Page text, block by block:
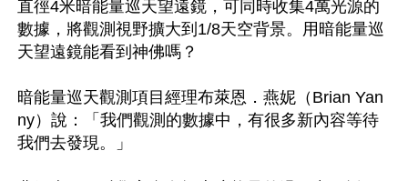
直徑4米暗能量巡天望遠鏡，可同時收集4萬光源的
數據，將觀測視野擴大到1/8天空背景。用暗能量巡
天望遠鏡能看到神佛嗎？
暗能量巡天觀測項目經理布萊恩．燕妮（Brian Yan
ny）說：「我們觀測的數據中，有很多新內容等待
我們去發現。」